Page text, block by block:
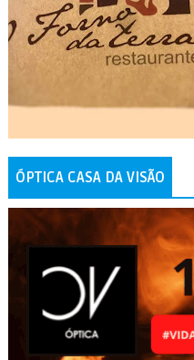
ÓPTICA CASA DA VISÃO